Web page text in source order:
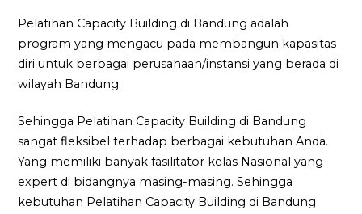
Pelatihan Capacity Building di Bandung adalah
program yang mengacu pada membangun kapasitas
diri untuk berbagai perusahaan/instansi yang berada di
wilayah Bandung.
Sehingga Pelatihan Capacity Building di Bandung
sangat fleksibel terhadap berbagai kebutuhan Anda.
Yang memiliki banyak fasilitator kelas Nasional yang
expert di bidangnya masing-masing. Sehingga
kebutuhan Pelatihan Capacity Building di Bandung